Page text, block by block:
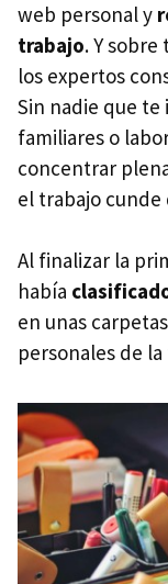
web personal y
trabajo. Y
los expertos
Sin nadie que
familiares o
concentrar
el trabajo cunde
Al finalizar la
había
en unas
personales de